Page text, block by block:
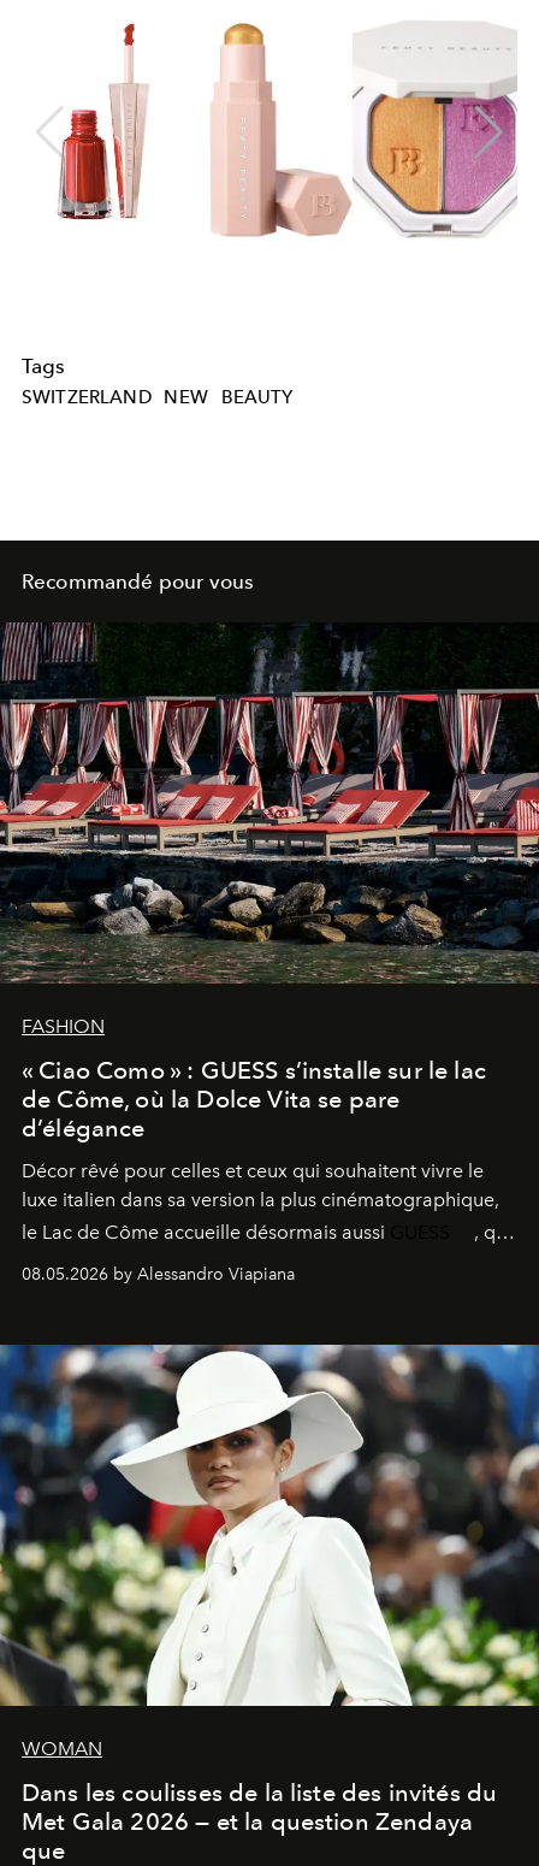
Tags
SWITZERLAND NEW BEAUTY
Recommandé pour vous
FASHION
« Ciao Como » : GUESS s’installe sur le lac
de Côme, où la Dolce Vita se pare
d’élégance
Décor rêvé pour celles et ceux qui souhaitent vivre le
luxe italien dans sa version la plus cinématographique,
le Lac de Côme accueille désormais aussi
, qui
fragrances. L’une des opérations de style les plus
08.05.2026 by Alessandro Viapiana
WOMAN
Dans les coulisses de la liste des invités du
Met Gala 2026 — et la question Zendaya
que